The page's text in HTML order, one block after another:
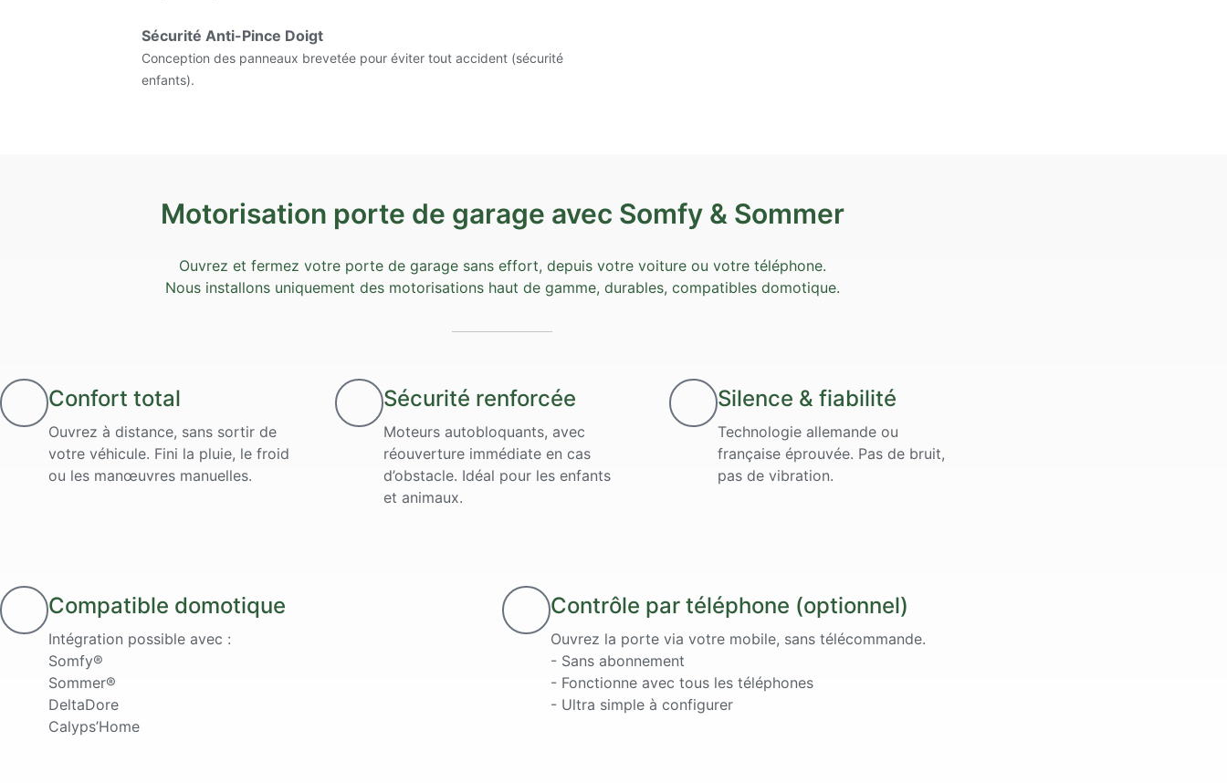
Sécurité Anti-Pince Doigt
Conception des panneaux brevetée pour éviter tout accident (sécurité
enfants).
Motorisation porte de garage avec Somfy & Sommer
Ouvrez et fermez votre porte de garage sans effort, depuis votre voiture ou votre téléphone.
Nous installons uniquement des motorisations haut de gamme, durables, compatibles domotique.
Confort total
Ouvrez à distance, sans sortir de
votre véhicule. Fini la pluie, le froid
ou les manœuvres manuelles.
Sécurité renforcée
Moteurs autobloquants, avec
réouverture immédiate en cas
d’obstacle. Idéal pour les enfants
et animaux.
Silence & fiabilité
Technologie allemande ou
française éprouvée. Pas de bruit,
pas de vibration.
Compatible domotique
Intégration possible avec :
Somfy®
Sommer®
DeltaDore
Calyps’Home
Contrôle par téléphone (optionnel)
Ouvrez la porte via votre mobile, sans télécommande.
- Sans abonnement
- Fonctionne avec tous les téléphones
- Ultra simple à configurer